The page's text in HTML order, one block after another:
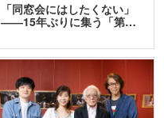
「同窓会にはしたくない」
――15年ぶりに集う「第…